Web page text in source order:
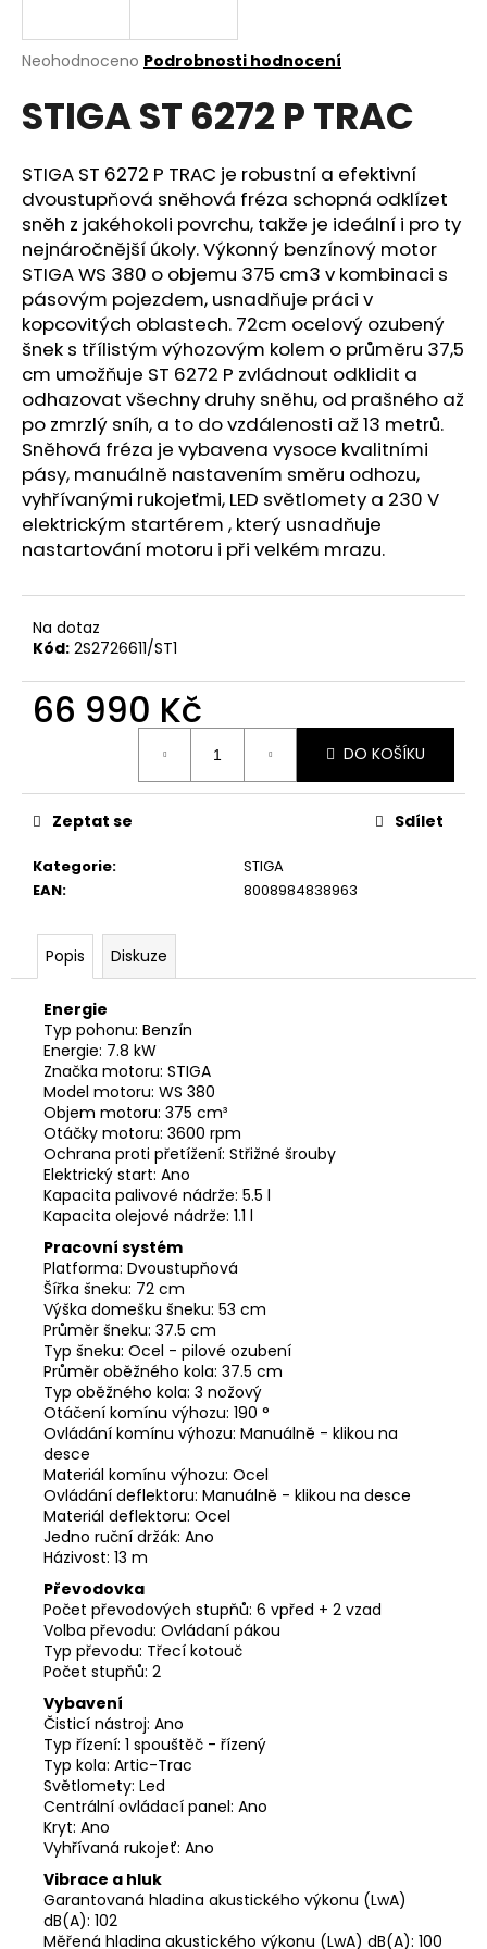
Průměrné
produktu
je
z
5
hvězdiček.
Neohodnoceno Podrobnosti hodnocení
STIGA ST 6272 P TRAC
STIGA ST 6272 P TRAC je robustní a efektivní
dvoustupňová sněhová fréza schopná odklízet
sněh z jakéhokoli povrchu, takže je ideální i pro ty
nejnáročnější úkoly. Výkonný benzínový motor
STIGA WS 380 o objemu 375 cm3 v kombinaci s
pásovým pojezdem, usnadňuje práci v
kopcovitých oblastech. 72cm ocelový ozubený
šnek s třílistým výhozovým kolem o průměru 37,5
cm umožňuje ST 6272 P zvládnout odklidit a
odhazovat všechny druhy sněhu, od prašného až
po zmrzlý sníh, a to do vzdálenosti až 13 metrů.
Sněhová fréza je vybavena vysoce kvalitními
pásy, manuálně nastavením směru odhozu,
vyhřívanými rukojeťmi, LED světlomety a 230 V
elektrickým startérem , který usnadňuje
nastartování motoru i při velkém mrazu.
Na dotaz
Kód: 2S2726611/ST1
66 990 Kč
DO KOŠÍKU
Kategorie:
STIGA
EAN: 8008984838963
Zeptat se Sdílet
Popis Diskuze
Energie
Typ pohonu: Benzín
Energie: 7.8 kW
Značka motoru: STIGA
Model motoru: WS 380
Objem motoru: 375 cm³
Otáčky motoru: 3600 rpm
Ochrana proti přetížení: Střižné šrouby
Elektrický start: Ano
Kapacita palivové nádrže: 5.5 l
Kapacita olejové nádrže: 1.1 l
Pracovní systém
Platforma: Dvoustupňová
Šířka šneku: 72 cm
Výška domešku šneku: 53 cm
Průměr šneku: 37.5 cm
Typ šneku: Ocel - pilové ozubení
Průměr oběžného kola: 37.5 cm
Typ oběžného kola: 3 nožový
Otáčení komínu výhozu: 190 °
Ovládání komínu výhozu: Manuálně - klikou na
desce
Materiál komínu výhozu: Ocel
Ovládání deflektoru: Manuálně - klikou na desce
Materiál deflektoru: Ocel
Jedno ruční držák: Ano
Házivost: 13 m
Převodovka
Počet převodových stupňů: 6 vpřed + 2 vzad
Volba převodu: Ovládaní pákou
Typ převodu: Třecí kotouč
Počet stupňů: 2
Vybavení
Čisticí nástroj: Ano
Typ řízení: 1 spouštěč - řízený
Typ kola: Artic-Trac
Světlomety: Led
Centrální ovládací panel: Ano
Kryt: Ano
Vyhřívaná rukojeť: Ano
Vibrace a hluk
Garantovaná hladina akustického výkonu (LwA)
dB(A): 102
Měřená hladina akustického výkonu (LwA) dB(A): 100
j
t
?
HLEDAT
D
o
p
o
r
u
č
u
j
e
MS
151
C-
13
890
Původně:
14